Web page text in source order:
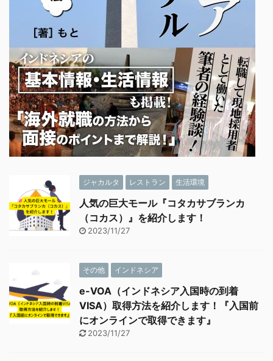
ジャカルタ レストラン 生活環境
人気の巨大モール『コタカサブランカ
（コカス）』を紹介します！
2023/11/27
その他 インドネシア
e-VOA（インドネシア入国時の到着
VISA）取得方法を紹介します！『入国前
にオンラインで取得できます』
2023/11/27